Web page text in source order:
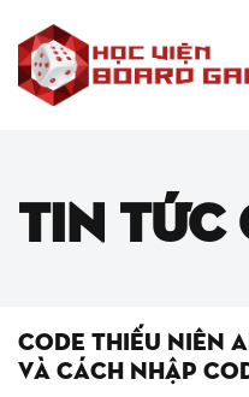
Tin tức
Code Thiếu Niên
và cách nhập